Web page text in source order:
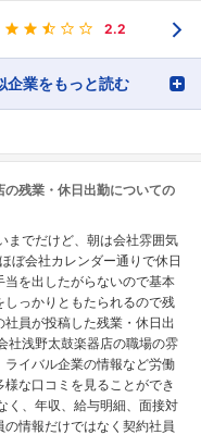
2.2
企業をもっと読む
残業・休日出勤についての
までだけど、朝は会社雰囲気
ぼ会社カレンダー通りで休日
を出したがらないので基本
っかりともたられるので残
員が投稿した残業・休日出
社浅野太鼓楽器店の職場の雰
イバル企業の情報など労働
な口コミを見ることができ
く、年収、給与明細、面接対
情報だけではなく契約社員